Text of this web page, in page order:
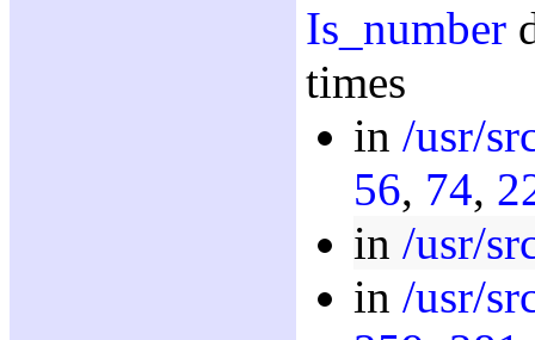
Is_number
times
in /usr/
56, 74,
in /usr/
in /usr/